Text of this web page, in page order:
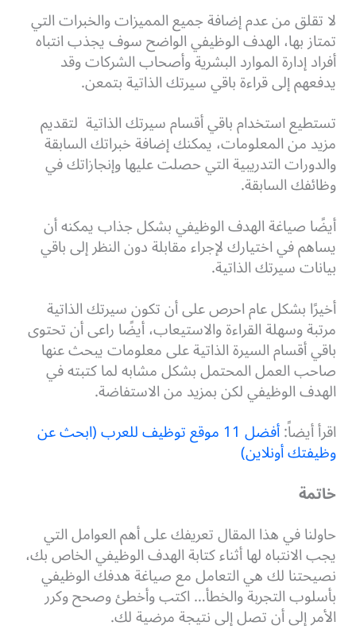
لا تقلق من عدم إضافة جميع المميزات والخبرات التي
تمتاز بها، الهدف الوظيفي الواضح سوف يجذب انتباه
أفراد إدارة الموارد البشرية وأصحاب الشركات وقد
يدفعهم إلى قراءة باقي سيرتك الذاتية بتمعن.
تستطيع استخدام باقي أقسام سيرتك الذاتية لتقديم
مزيد من المعلومات، يمكنك إضافة خبراتك السابقة
والدورات التدريبية التي حصلت عليها وإنجازاتك في
وظائفك السابقة.
أيضًا صياغة الهدف الوظيفي بشكل جذاب يمكنه أن
يساهم في اختيارك لإجراء مقابلة دون النظر إلى باقي
بيانات سيرتك الذاتية.
أخيرًا بشكل عام احرص على أن تكون سيرتك الذاتية
مرتبة وسهلة القراءة والاستيعاب، أيضًا راعى أن تحتوى
باقي أقسام السيرة الذاتية على معلومات يبحث عنها
صاحب العمل المحتمل بشكل مشابه لما كتبته في
الهدف الوظيفي لكن بمزيد من الاستفاضة.
اقرأ أيضاً:
أفضل 11 موقع توظيف للعرب (ابحث عن
وظيفتك أونلاين)
خاتمة
حاولنا في هذا المقال تعريفك على أهم العوامل التي
يجب الانتباه لها أثناء كتابة الهدف الوظيفي الخاص بك،
نصيحتنا لك هي التعامل مع صياغة هدفك الوظيفي
بأسلوب التجربة والخطأ… اكتب وأخطئ وصحح وكرر
الأمر إلى أن تصل إلى نتيجة مرضية لك.